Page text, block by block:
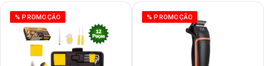
% PROMOÇÃO % PROMOÇÃO